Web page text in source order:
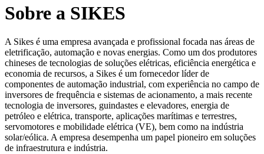
Sobre a SIKES
A Sikes é uma empresa avançada e profissional focada nas áreas de
eletrificação, automação e novas energias. Como um dos produtores
chineses de tecnologias de soluções elétricas, eficiência energética e
economia de recursos, a Sikes é um fornecedor líder de
componentes de automação industrial, com experiência no campo de
inversores de frequência e sistemas de acionamento, a mais recente
tecnologia de inversores, guindastes e elevadores, energia de
petróleo e elétrica, transporte, aplicações marítimas e terrestres,
servomotores e mobilidade elétrica (VE), bem como na indústria
solar/eólica. A empresa desempenha um papel pioneiro em soluções
de infraestrutura e indústria.